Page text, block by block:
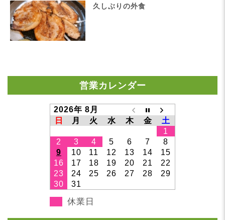
久しぶりの外食
営業カレンダー
2026年 8月
日
月 火 水 木 金
土
1
2
3 4 5 6 7
8
9
10 11 12 13 14
15
16
17 18 19 20 21
22
23
24 25 26 27 28
29
30
31
休業日